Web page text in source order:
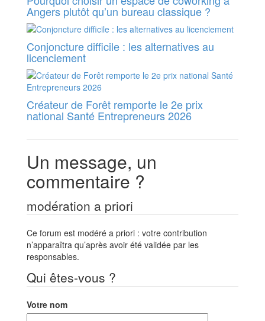
Angers plutôt qu’un bureau classique ?
Conjoncture difficile : les alternatives au
licenciement
Créateur de Forêt remporte le 2e prix
national Santé Entrepreneurs 2026
Un message, un
commentaire ?
modération a priori
Ce forum est modéré a priori : votre contribution
n’apparaîtra qu’après avoir été validée par les
responsables.
Qui êtes-vous ?
Votre nom